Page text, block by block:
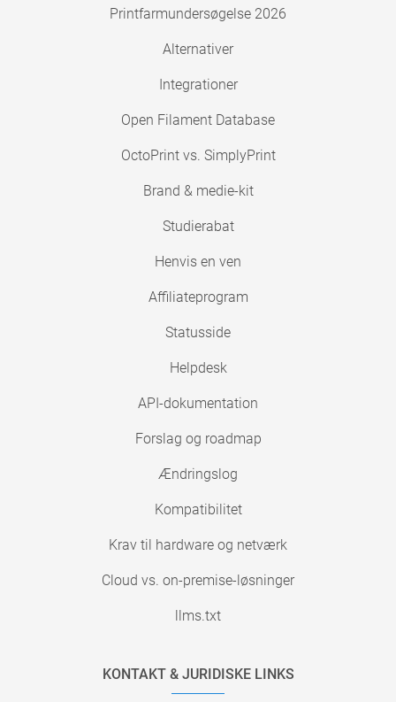
Printfarmundersøgelse 2026
Alternativer
Integrationer
Open Filament Database
OctoPrint vs. SimplyPrint
Brand & medie-kit
Studierabat
Henvis en ven
Affiliateprogram
Statusside
Helpdesk
API-dokumentation
Forslag og roadmap
Ændringslog
Kompatibilitet
Krav til hardware og netværk
Cloud vs. on-premise-løsninger
llms.txt
KONTAKT & JURIDISKE LINKS